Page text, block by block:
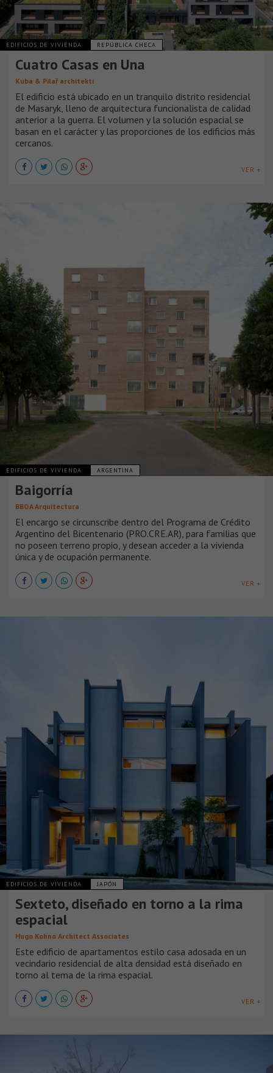
EDIFICIOS DE VIVIENDA REPÚBLICA CHECA
Cuatro Casas en Una
Kuba & Pilař architekti
El edificio está ubicado en un tranquilo distrito residencial
de Masaryk, lleno de arquitectura funcionalista de calidad
anterior a la guerra. El volumen y la solución espacial se
basan en el carácter y las proporciones de los edificios más
cercanos.
VER +
EDIFICIOS DE VIVIENDA ARGENTINA
Baigorría
BBOA Arquitectura
El encargo se circunscribe dentro del Programa de Crédito
Argentino del Bicentenario (PRO.CRE.AR), para familias que
no poseen terreno propio, y desean acceder a la vivienda
única y de ocupación permanente.
VER +
EDIFICIOS DE VIVIENDA JAPÓN
Sexteto, diseñado en torno a la rima
espacial
Hugo Kohno Architect Associates
Este edificio de apartamentos estilo casa adosada en un
vecindario residencial de alta densidad está diseñado en
torno al tema de la rima espacial.
VER +